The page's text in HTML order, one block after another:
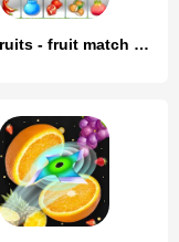
Link fruits - fruit match pair